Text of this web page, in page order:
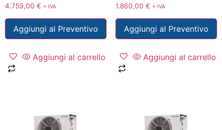
4.759,00 € + IVA
Aggiungi al Preventivo
Aggiungi al carrello
1.860,00 € + IVA
Aggiungi al Preventivo
Aggiungi al carrello